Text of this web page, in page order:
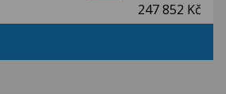
247 852 Kč